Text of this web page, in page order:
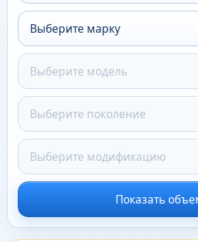
Показать